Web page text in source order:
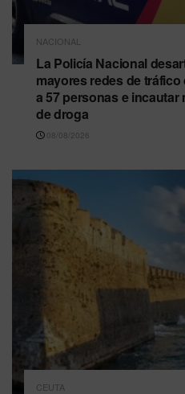
NACIONAL
La Policía Nacional
mayores redes de
a 57 personas e
de droga
08/08/2026
CEUTA